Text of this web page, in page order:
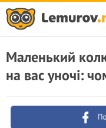
Маленький
на вас уночі: